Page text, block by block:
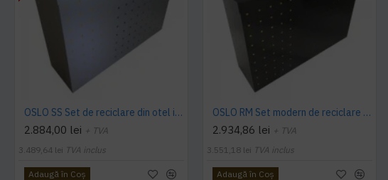
OSLO SS Set de reciclare din otel inoxidabil cu mai multe compartimente
2.884,00 lei + TVA
3.489,64 lei TVA inclus
Adaugă în Coş
OSLO RM Set modern de reciclare cu 3x60L compartimente, 84 x 28 x 73 cm
2.934,86 lei + TVA
3.551,18 lei TVA inclus
Adaugă în Coş